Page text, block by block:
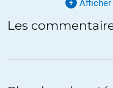
utopiste//
Et ne pas voter, c’est
Les